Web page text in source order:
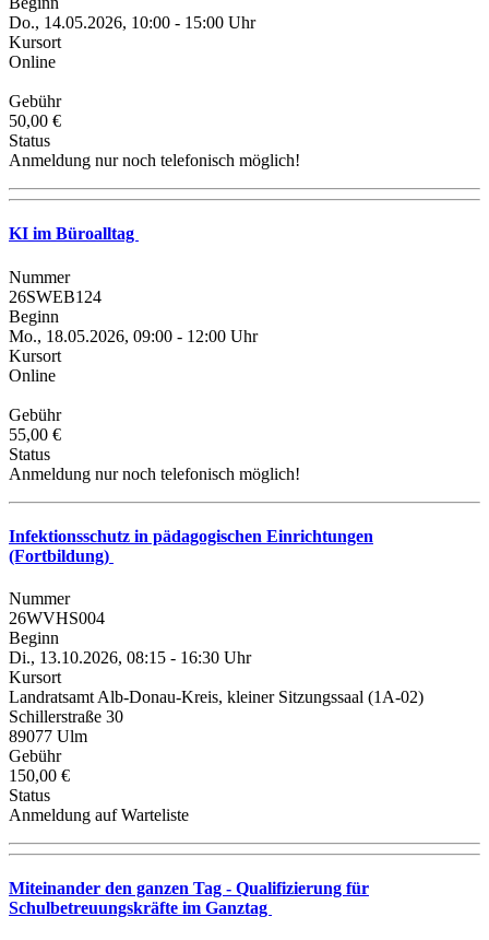
Do., 14.05.2026, 10:00 - 15:00 Uhr
Kursort
Online
Gebühr
50,00 €
Status
Anmeldung nur noch telefonisch möglich!
KI im Büroalltag
Nummer
26SWEB124
Beginn
Mo., 18.05.2026, 09:00 - 12:00 Uhr
Kursort
Online
Gebühr
55,00 €
Status
Anmeldung nur noch telefonisch möglich!
Infektionsschutz in pädagogischen Einrichtungen
(Fortbildung)
Nummer
26WVHS004
Beginn
Di., 13.10.2026, 08:15 - 16:30 Uhr
Kursort
Landratsamt Alb-Donau-Kreis, kleiner Sitzungssaal (1A-02)
Schillerstraße 30
89077 Ulm
Gebühr
150,00 €
Status
Anmeldung auf Warteliste
Miteinander den ganzen Tag - Qualifizierung für
Schulbetreuungskräfte im Ganztag